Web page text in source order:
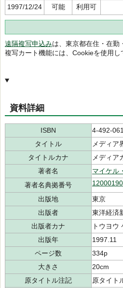
1997/12/24 可能 利用可
遠隔複写申込みは、東京都在住・在勤
複写カート機能には、Cookieを使用
資料詳細
ISBN
4-492-
タイトル
メディア
タイトルカナ
メディア
著者名
マイケル
著者名典拠番号
出版地
東京
出版者
東洋経済
出版者カナ
トウヨウ
出版年
1997.11
ページ数
334p
大きさ
20cm
原タイトル注記
原タイト